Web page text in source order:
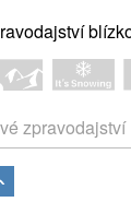
zpravodajství